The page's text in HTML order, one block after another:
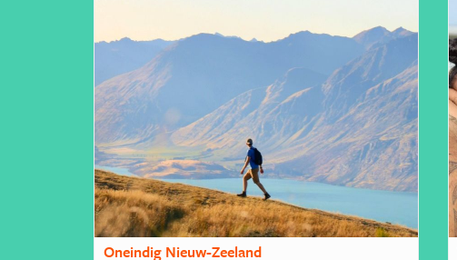
Oneindig Nieuw-Zeeland